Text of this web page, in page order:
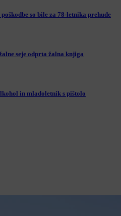
so bile za 78-letnika prehude
seje odprta žalna knjiga
in mladoletnik s pištolo